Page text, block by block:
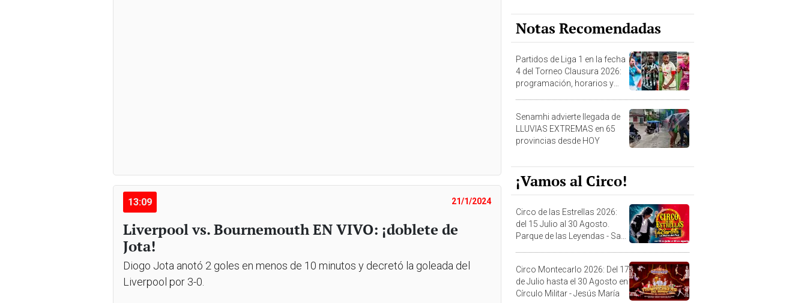
13:09 21/1/2024
Liverpool vs. Bournemouth EN VIVO: ¡doblete de
Jota!
Diogo Jota anotó 2 goles en menos de 10 minutos y decretó la goleada del
Liverpool por 3-0.
Notas Recomendadas
Partidos de Liga 1 en la fecha
4 del Torneo Clausura 2026:
programación, horarios y
Senamhi advierte llegada de
LLUVIAS EXTREMAS en 65
provincias desde HOY
¡Vamos al Circo!
Circo de las Estrellas 2026:
del 15 Julio al 30 Agosto.
Parque de las Leyendas - San
Circo Montecarlo 2026: Del 17
de Julio hasta el 30 Agosto en
Círculo Militar - Jesús María